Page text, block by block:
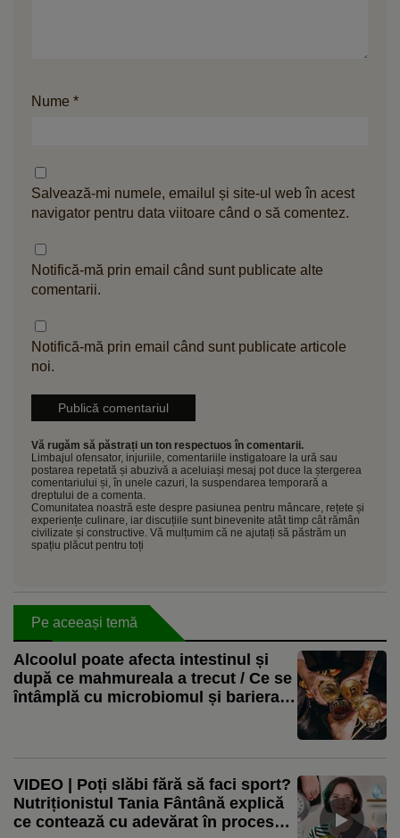
Nume *
Salvează-mi numele, emailul și site-ul web în acest
navigator pentru data viitoare când o să comentez.
Notifică-mă prin email când sunt publicate alte
comentarii.
Notifică-mă prin email când sunt publicate articole
noi.
Vă rugăm să păstrați un ton respectuos în comentarii.
Limbajul ofensator, injuriile, comentariile instigatoare la ură sau
postarea repetată și abuzivă a aceluiași mesaj pot duce la ștergerea
comentariului și, în unele cazuri, la suspendarea temporară a
dreptului de a comenta.
Comunitatea noastră este despre pasiunea pentru mâncare, rețete și
experiențe culinare, iar discuțiile sunt binevenite atât timp cât rămân
civilizate și constructive. Vă mulțumim că ne ajutați să păstrăm un
spațiu plăcut pentru toți
Pe aceeași temă
Alcoolul poate afecta intestinul și
după ce mahmureala a trecut / Ce se
întâmplă cu microbiomul și bariera
VIDEO | Poți slăbi fără să faci sport?
Nutriționistul Tania Fântână explică
ce contează cu adevărat în procesul